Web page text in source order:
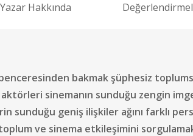
Yazar Hakkında
bakmak şüphesiz
sinemanın sunduğu zengin
sunduğu geniş ilişkiler ağını farklı
ve sinema etkileşimini